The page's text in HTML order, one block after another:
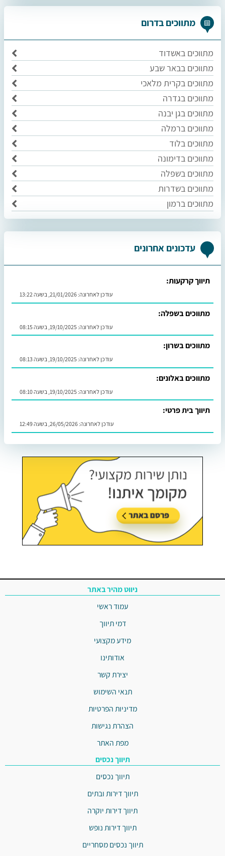
מתווכים בדרום
מתווכים באשדוד
מתווכים בבאר שבע
מתווכים בקרית מלאכי
מתווכים בגדרה
מתווכים בגן יבנה
מתווכים ברמלה
מתווכים בלוד
מתווכים בדימונה
מתווכים בשפלה
מתווכים בשדרות
מתווכים ברמון
עדכונים אחרונים
תיווך קרקעות:
עודכן לאחרונה: 21/01/2026, בשעה 13:22
מתווכים בשפלה:
עודכן לאחרונה: 19/10/2025, בשעה 08:15
מתווכים בשרון:
עודכן לאחרונה: 19/10/2025, בשעה 08:13
מתווכים באלונים:
עודכן לאחרונה: 19/10/2025, בשעה 08:10
תיווך בית פרטי:
עודכן לאחרונה: 26/05/2026, בשעה 12:49
ניווט מהיר באתר
עמוד ראשי
דמי תיווך
מידע מקצועי
אודותינו
יצירת קשר
תנאי השימוש
מדיניות הפרטיות
הצהרת נגישות
מפת האתר
תיווך נכסים
תיווך נכסים
תיווך דירות ובתים
תיווך דירות יוקרה
תיווך דירות נופש
תיווך נכסים מסחריים